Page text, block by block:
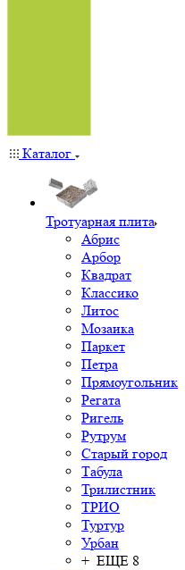
Каталог
Тротуарная плита
Абрис
Арбор
Квадрат
Классико
Литос
Мозаика
Паркет
Петра
Прямоугольник
Регата
Ригель
Рутрум
Старый город
Табула
Трилистник
ТРИО
Туртур
Урбан
+ ЕЩЕ 8